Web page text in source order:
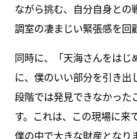
ながら挑む、自分自身との
調室の凄まじい緊張感を回
同時に、「天海さんをはじ
に、僕のいい部分を引き
段階では発見できなかった
す。これは、この現場に来
僕の中で大きな財産となり